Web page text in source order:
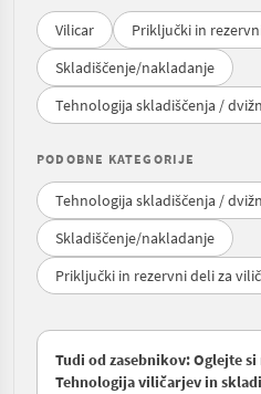
Vilicar
Priključki in
Skladiščenje/nakladanje
Tehnologija skladiščenja /
PODOBNE KATEGORIJE
Tehnologija skladiščenja /
Skladiščenje/nakladanje
Priključki in rezervni deli za
Tudi od zasebnikov: Oglejte si
Tehnologija viličarjev in